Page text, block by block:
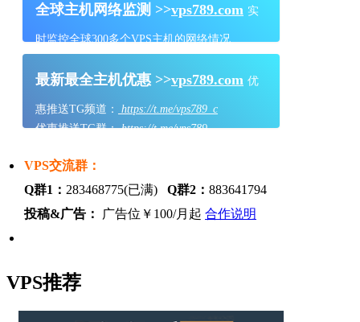
全球主机网络监测 >>vps789.com 实
时监控全球300多个VPS主机的网络情况
最新最全主机优惠 >>vps789.com 优
惠推送TG频道：
https://t.me/vps789_c
优惠推送TG群：https://t.me/vps789
VPS交流群：
Q群1： 283468775(已满) Q群2： 883641794
投稿&广告：
广告位￥100/月起 合作说明
VPS推荐